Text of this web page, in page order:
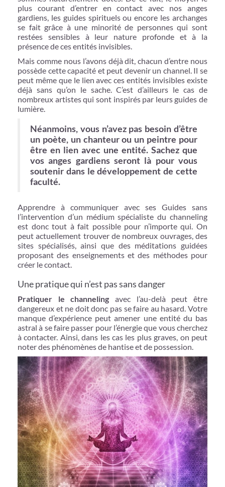
plus courant d’entrer en contact avec nos anges
gardiens, les guides spirituels ou encore les archanges
se fait grâce à une minorité de personnes qui sont
restées sensibles à leur nature profonde et à la
présence de ces entités invisibles.
Mais comme nous l’avons déjà dit, chacun d’entre nous
possède cette capacité et peut devenir un channel. Il se
peut même que le lien avec ces entités invisibles existe
déjà sans qu’on le sache. C’est d’ailleurs le cas de
nombreux artistes qui sont inspirés par leurs guides de
lumière.
Néanmoins, vous n’avez pas besoin d’être
un poète, un chanteur ou un peintre pour
être en lien avec une entité. Sachez que
vos anges gardiens seront là pour vous
soutenir dans le développement de cette
faculté.
Apprendre à communiquer avec ses Guides sans
l’intervention d’un médium spécialiste du channeling
est donc tout à fait possible pour n’importe qui. On
peut actuellement trouver de nombreux ouvrages, des
sites spécialisés, ainsi que des méditations guidées
proposant des enseignements et des méthodes pour
créer le contact.
Une pratique qui n’est pas sans danger
Pratiquer le channeling avec l’au-delà peut être
dangereux et ne doit donc pas se faire au hasard. Votre
manque d’expérience peut amener une entité du bas
astral à se faire passer pour l’énergie que vous cherchez
à contacter. Ainsi, dans les cas les plus graves, on peut
noter des phénomènes de hantise et de possession.